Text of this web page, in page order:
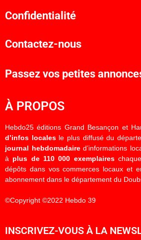
Confidentialité
Contactez-nous
Passez vos petites
À PROPOS
Hebdo25 éditions Grand Besançon et
d’infos localesle plus diffusé du
journal hebdomadaired’informations
à plus de 110 000 exemplaires
dépôts dans vos commerces locaux et
abonnement dans le département du
©Copyright ©2022 Hebdo 39
INSCRIVEZ-VOUS À LA